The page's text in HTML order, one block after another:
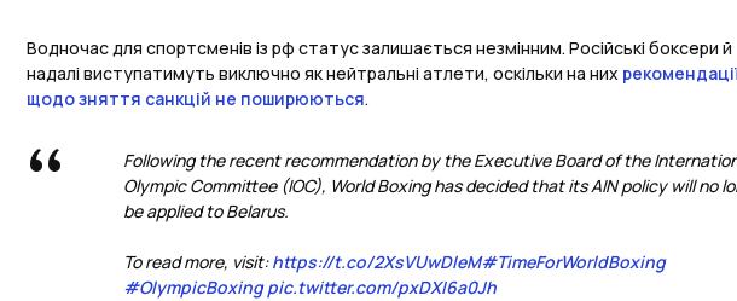
Водночас для спортсменів із рф статус залишається незмінним. Російські боксери й
надалі виступатимуть виключно як нейтральні атлети, оскільки на них
щодо зняття санкцій не поширюються.
Following the recent recommendation by the Executive Board of the
Olympic Committee (IOC), World Boxing has decided that its AIN policy will no
be applied to Belarus.
To read more, visit:https://t.co/2XsVUwDleM#TimeForWorldBoxing
#OlympicBoxing pic.twitter.com/pxDXI6a0Jh